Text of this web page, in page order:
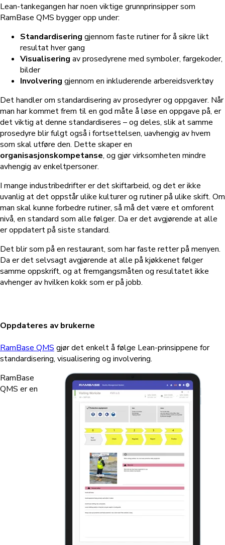
Lean-tankegangen har noen viktige grunnprinsipper som
RamBase QMS bygger opp under:
Standardisering gjennom faste rutiner for å sikre likt
resultat hver gang
Visualisering av prosedyrene med symboler, fargekoder,
bilder
Involvering gjennom en inkluderende arbereidsverktøy
Det handler om standardisering av prosedyrer og oppgaver. Når
man har kommet frem til en god måte å løse en oppgave på, er
det viktig at denne standardiseres – og deles, slik at samme
prosedyre blir fulgt også i fortsettelsen, uavhengig av hvem
som skal utføre den. Dette skaper en
organisasjonskompetanse, og gjør virksomheten mindre
avhengig av enkeltpersoner.
I mange industribedrifter er det skiftarbeid, og det er ikke
uvanlig at det oppstår ulike kulturer og rutiner på ulike skift. Om
man skal kunne forbedre rutiner, så må det være et omforent
nivå, en standard som alle følger. Da er det avgjørende at alle
er oppdatert på siste standard.
Det blir som på en restaurant, som har faste retter på menyen.
Da er det selvsagt avgjørende at alle på kjøkkenet følger
samme oppskrift, og at fremgangsmåten og resultatet ikke
avhenger av hvilken kokk som er på jobb.
Oppdateres av brukerne
RamBase QMS gjør det enkelt å følge Lean-prinsippene for
standardisering, visualisering og involvering.
RamBase
QMS er en